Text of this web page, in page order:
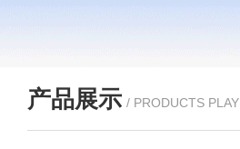
产品展示 / PRODUCTS PLAY